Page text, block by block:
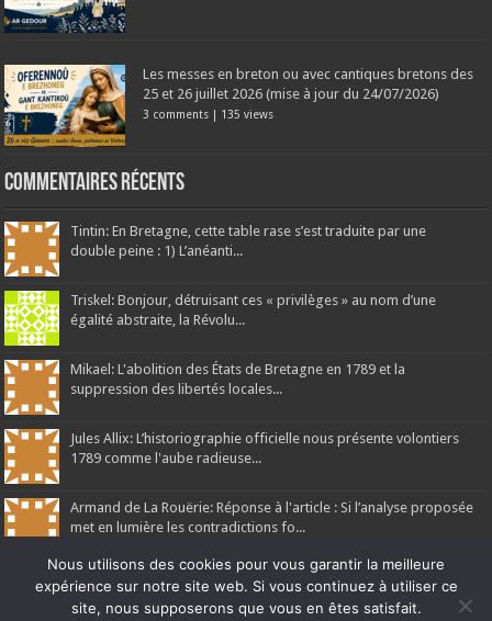
Les messes en breton ou avec cantiques bretons des
25 et 26 juillet 2026 (mise à jour du 24/07/2026)
3 comments | 135 views
Commentaires récents
Tintin: En Bretagne, cette table rase s’est traduite par une
double peine : 1) L’anéanti...
Triskel: Bonjour, détruisant ces « privilèges » au nom d’une
égalité abstraite, la Révolu...
Mikael: L'abolition des États de Bretagne en 1789 et la
suppression des libertés locales...
Jules Allix: L’historiographie officielle nous présente volontiers
1789 comme l'aube radieuse...
Armand de La Rouërie: Réponse à l'article : Si l’analyse proposée
met en lumière les contradictions fo...
Nous utilisons des cookies pour vous garantir la meilleure
expérience sur notre site web. Si vous continuez à utiliser ce
site, nous supposerons que vous en êtes satisfait.